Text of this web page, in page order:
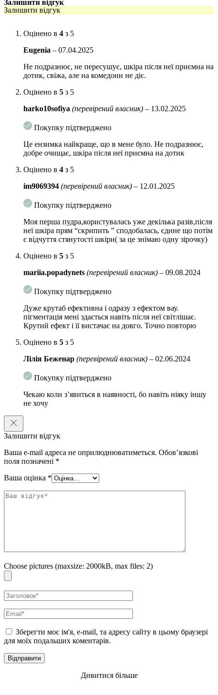
Активні інгдредінти:
BHA (саліцилова кислота)
допомагає очистити пори від шкірного сала та ороговілих
клітин епідермісу;
гліколева кислота,що відноситься до розряду фруктових
кислот (AHA)делікатно відлущує шкіру, розгладжує та
шкірі, має потужну зволожуючу та регенеруючу дію;
алантоїнмає заспокійливі, зволожуючі і загоюють
При контакті з водою гель перетворюється на ніжну пінку, легко та
для всіх типів шкіри. Без парабенів, штучних фарбників та віддушок.
Спосіб використання:Нанесіть необхідну кількість ензимної пудри
на долоню, змішайте дрібнозернистий порошок з водою до утворення
м’якої пінки. Акуратно помасажуйте обличчя і залиште засіб на
очищення можна змішати ензимну пудру з м’яким очищуючим гелем
Needly . Підходить для щоденного використання.
Залишити відгук
Залишити відгук
Оцінено в 4 з 5
Eugenia – 07.04.2025
Не подразнює, не пересушує, шкіра після неї приємна на
дотик, свіжа, але на комедони не діє.
Оцінено в 5 з 5
harko10sofiya (перевірений власник) – 13.02.2025
Покупку підтверджено
Це ензимка найкраще, що в мене було. Не подразнює,
добре очищає, шкіра після неї приємна на дотик
Оцінено в 4 з 5
im9069394 (перевірений власник) – 12.01.2025
Покупку підтверджено
Моя перша пудра,користувалась уже декілька разів,після
неї шкіра прям “скрипить ” сподобалась, єдине що потім
є відчуття стянутості шкіри( за це знімаю одну зірочку)
Оцінено в 5 з 5
mariia.popadynets (перевірений власник) – 09.08.2024
Покупку підтверджено
Дуже крутаб ефективна і одразу з ефектом вау.
пігментація мені здається навіть після неї світлішає.
Крутий ефект і її вистачає на довго. Точно повторю
Оцінено в 5 з 5
Лілія Беженар (перевірений власник) – 02.06.2024
Покупку підтверджено
Чекаю коли зʼявиться в наявності, бо навіть ніяку іншу
не хочу
Залишити відгук
Ваша e-mail адреса не оприлюднюватиметься. Обов’язкові
поля позначені *
Ваша оцінка *
Choose pictures (maxsize: 2000kB, max files: 2)
Зберегти моє ім'я, e-mail, та адресу сайту в цьому браузері
для моїх подальших коментарів.
Дивитися більше